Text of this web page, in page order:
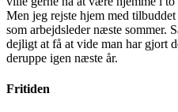
Men jeg rejste hjem med
som arbejdsleder næste sommer.
dejligt at få at vide man har gjort
deruppe igen næste år.
Fritiden